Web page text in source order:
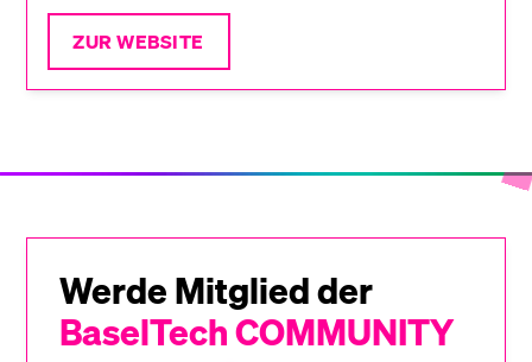
ZUR WEBSITE
Werde Mitglied der
BaselTech COMMUNITY